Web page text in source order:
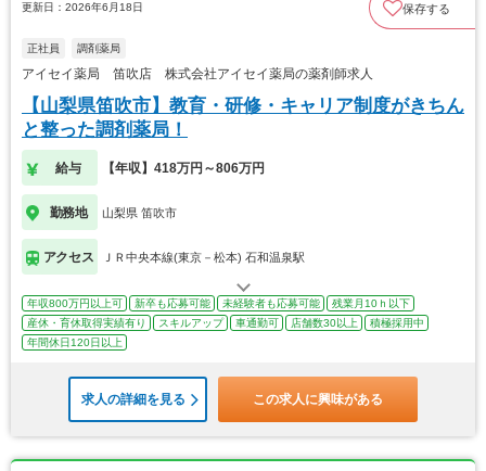
更新日：2026年6月18日 保存する
正社員 調剤薬局
アイセイ薬局 笛吹店 株式会社アイセイ薬局の薬剤師求人
【山梨県笛吹市】教育・研修・キャリア制度がきちん
と整った調剤薬局！
給与 【年収】418万円～806万円
勤務地 山梨県 笛吹市
アクセス ＪＲ中央本線(東京－松本) 石和温泉駅
年収800万円以上可 新卒も応募可能 未経験者も応募可能
残業月10ｈ以下
産休・育休取得実績有り
スキルアップ 車通勤可 店舗数30以上
積極採用中
年間休日120日以上
求人の詳細を見る この求人に興味がある